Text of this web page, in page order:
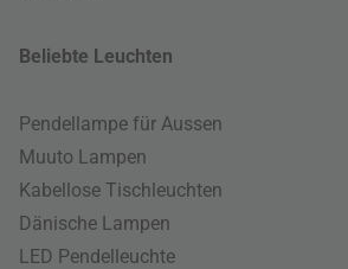
Beliebte Leuchten
Pendellampe für Aussen
Muuto Lampen
Kabellose Tischleuchten
Dänische Lampen
LED Pendelleuchte